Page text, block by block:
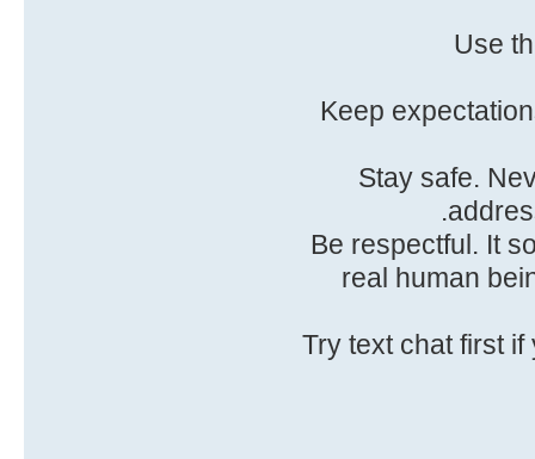
Use
Keep
Stay safe.
Be respectful. It
real human
Try text chat first